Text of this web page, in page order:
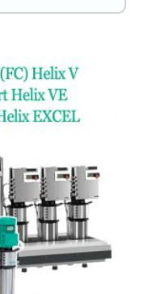
3
Джилекс
(Россия)